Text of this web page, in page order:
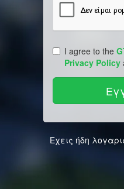
I agree to the
Privacy Policy
Έχεις ήδη